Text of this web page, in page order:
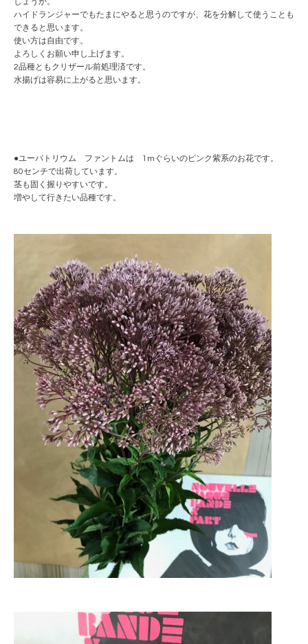
しょうか。
ハイドランジャーでもたまにやると思うのですが、花を分解して使うことも
できると思います。
使い方は自由です。
よろしくお願い申し上げます。
2品種ともクリザール前処理済です。
水揚げは容易に上がると思います。
●ユーパトリウム ファントムは 1mぐらいのピンク紫系のお花です。
80センチで出荷しています。
茎も固く握りやすいです。
増やして行きたい品種です。